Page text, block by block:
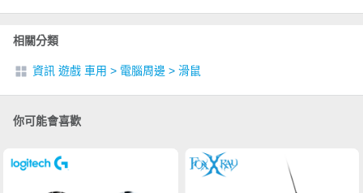
相關分類
資訊 遊戲 車用 > 電腦周邊 > 滑鼠
你可能會喜歡